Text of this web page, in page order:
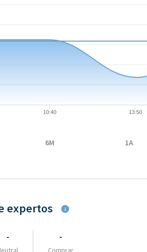
10:40 13:50
6M 1A
expertos
- -
Comprar